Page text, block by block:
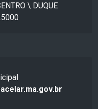
\ DUQUE